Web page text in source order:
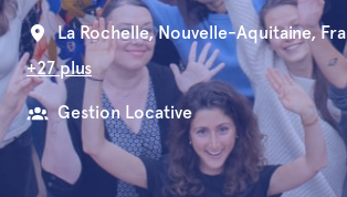
La Rochelle, Nouvelle-Aquitaine,
+27 plus
Gestion Locative